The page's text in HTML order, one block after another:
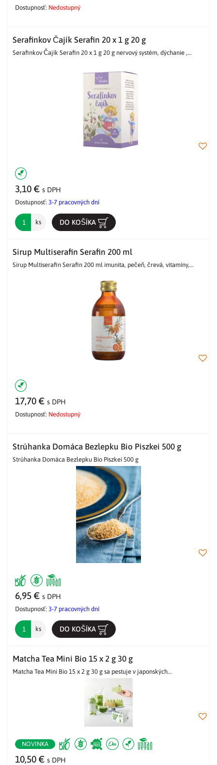
Dostupnosť: Nedostupný
Serafinkov Čajík Serafin 20 x 1 g 20 g
Serafinkov Čajík Serafin 20 x 1 g 20 g nervový systém, dýchanie ,...
3,10 € s DPH
Dostupnosť: 3-7 pracovných dní
ks DO KOŠÍKA
Sirup Multiserafin Serafin 200 ml
Sirup Multiserafin Serafin 200 ml imunita, pečeň, črevá, vitamíny,...
17,70 € s DPH
Dostupnosť: Nedostupný
Strúhanka Domáca Bezlepku Bio Piszkei 500 g
Strúhanka Domáca Bezlepku Bio Piszkei 500 g
6,95 € s DPH
Dostupnosť: 3-7 pracovných dní
ks DO KOŠÍKA
Matcha Tea Mini Bio 15 x 2 g 30 g
Matcha Tea Mini Bio 15 x 2 g 30 g sa pestuje v japonských...
NOVINKA
10,50 € s DPH